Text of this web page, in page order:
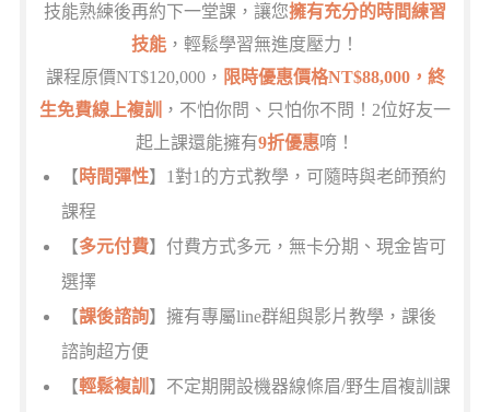
技能熟練後再約下一堂課，讓您擁有充分的時間練習
技能 ，輕鬆學習無進度壓力！
課程原價NT$120,000， 限時優惠價格NT$88,000，終
生免費線上複訓
，不怕你問、只怕你不問！2位好友一
起上課還能擁有9折優惠唷！
【 時間彈性】1對1的方式教學，可隨時與老師預約
課程
【多元付費】付費方式多元，無卡分期、現金皆可
選擇
【課後諮詢】擁有專屬line群組與影片教學，課後
諮詢超方便
【輕鬆複訓 】不定期開設機器線條眉/野生眉複訓課